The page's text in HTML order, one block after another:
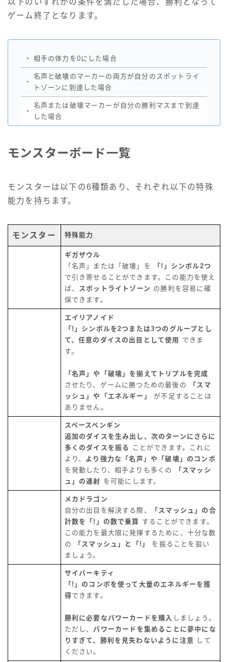
ゲーム終了となります。
・ 相手の体力を0にした場合
・
名声と破壊のマーカーの両方が自分のスポットライ
トゾーンに到達した場合
・
名声または破壊マーカーが自分の勝利マスまで到達
した場合
モンスターボード一覧
モンスターは以下の6種類あり、それぞれ以下の特殊
能力を持ちます。
モンスター 特殊能力
ギガザウル
「名声」または「破壊」を
「!」シンボル2つ
で引き寄せることができます。この能力を使え
ば、
スポットライトゾーン の勝利を容易に確
保できます。
エイリアノイド
「!」シンボルを2つまたは3つのグループとし
て、任意のダイスの出目として使用 できま
す。
「名声」や「破壊」を揃えてトリプルを完成
させたり、ゲームに勝つための最後の
「スマ
ッシュ」や「エネルギー」
が不足することは
ありません。
スペースペンギン
追加のダイスを生み出し、次のターンにさらに
多くのダイスを振る
ことができます。これに
より、 より強力な「名声」や「破壊」のコンボ
を発動したり、相手よりも多くの
「スマッシ
ュ」の連射 を可能にします。
メカドラゴン
自分の出目を解決する際、
「スマッシュ」の合
計数を「!」の数で乗算 することができます。
この能力を最大限に発揮するために、十分な数
の
「スマッシュ」と「!」
を振ることを狙い
ましょう。
サイバーキティ
「!」のコンボを使って大量のエネルギーを獲
得できます。
勝利に必要なパワーカードを購入 しましょう。
ただし、 パワーカードを集めることに夢中にな
りすぎて、勝利を見失わないように注意 して
ください。